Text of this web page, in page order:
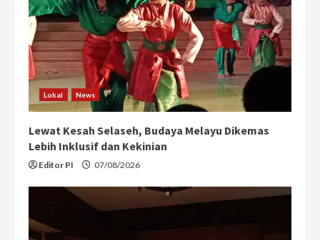
Lokal News
Lewat Kesah Selaseh, Budaya Melayu Dikemas
Lebih Inklusif dan Kekinian
Editor PI 07/08/2026